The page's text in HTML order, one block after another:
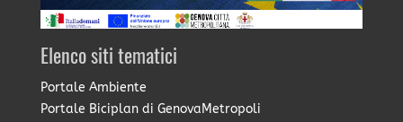
Elenco siti tematici
Portale Ambiente
Portale Biciplan di GenovaMetropoli